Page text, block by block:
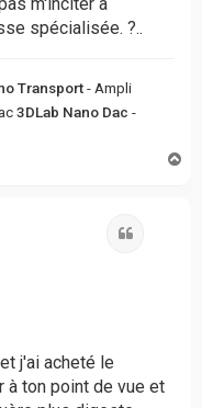
m'inciter a
spécialisée. ?..
Transport- Ampli
3DLab Nano Dac -
j'ai acheté le
à ton point de vue et